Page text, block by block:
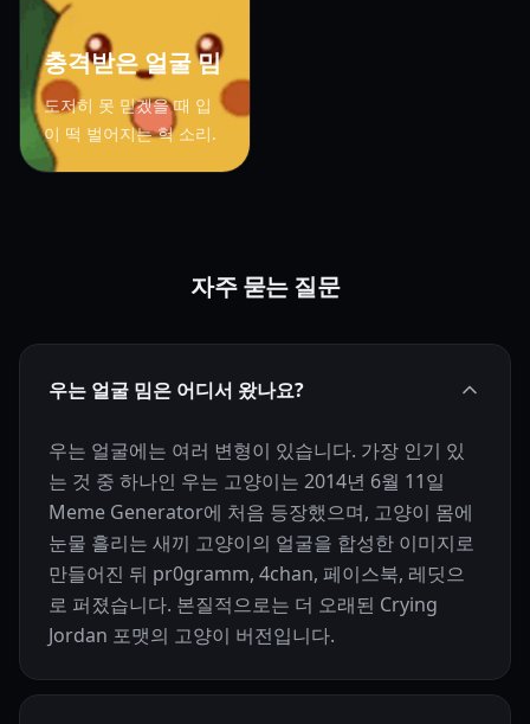
충격받은 얼굴 밈
도저히 못 믿겠을 때 입
이 떡 벌어지는 헉 소리.
자주 묻는 질문
우는 얼굴 밈은 어디서 왔나요?
우는 얼굴에는 여러 변형이 있습니다. 가장 인기 있
는 것 중 하나인 우는 고양이는 2014년 6월 11일
Meme Generator에 처음 등장했으며, 고양이 몸에
눈물 흘리는 새끼 고양이의 얼굴을 합성한 이미지로
만들어진 뒤 pr0gramm, 4chan, 페이스북, 레딧으
로 퍼졌습니다. 본질적으로는 더 오래된 Crying
Jordan 포맷의 고양이 버전입니다.